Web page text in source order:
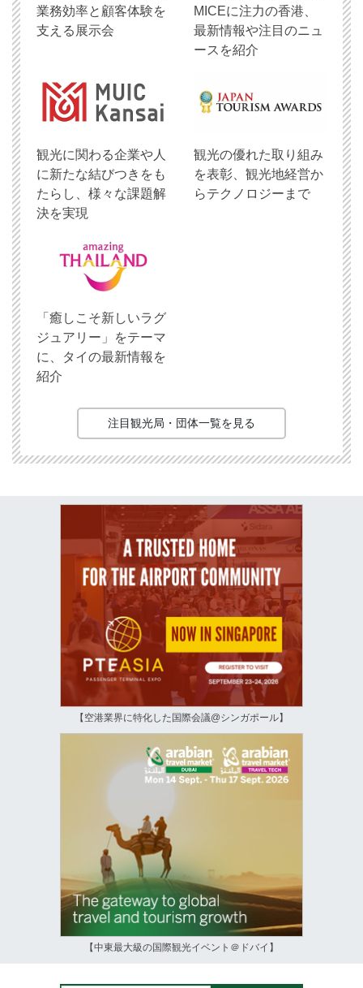
業務効率と顧客体験を
支える展示会
MICEに注力の香港、
最新情報や注目のニュ
ースを紹介
観光に関わる企業や人
に新たな結びつきをも
たらし、様々な課題解
決を実現
観光の優れた取り組み
を表彰、観光地経営か
らテクノロジーまで
「癒しこそ新しいラグ
ジュアリー」をテーマ
に、タイの最新情報を
紹介
注目観光局・団体一覧を見る
【空港業界に特化した国際会議@シンガポール】
【中東最大級の国際観光イベント＠ドバイ】